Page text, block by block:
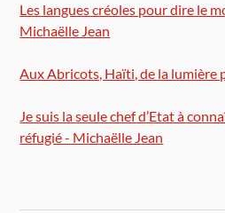
Les langues créoles pour dire le
Michaëlle Jean
Aux Abricots, Haïti, de la lumière
Je suis la seule chef d’Etat à
réfugié - Michaëlle Jean